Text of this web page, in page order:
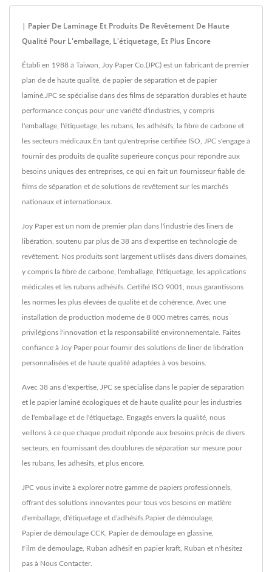
| Papier De Laminage Et Produits De Revêtement De Haute
Qualité Pour L'emballage, L'étiquetage, Et Plus Encore
Établi en 1988 à Taïwan, Joy Paper Co.(JPC) est un fabricant de premier
plan de de haute qualité, de papier de séparation et de papier
laminé.JPC se spécialise dans des films de séparation durables et haute
performance conçus pour une variété d'industries, y compris
l'emballage, l'étiquetage, les rubans, les adhésifs, la fibre de carbone et
les secteurs médicaux.En tant qu'entreprise certifiée ISO, JPC s'engage à
fournir des produits de qualité supérieure conçus pour répondre aux
besoins uniques des entreprises, ce qui en fait un fournisseur fiable de
films de séparation et de solutions de revêtement sur les marchés
nationaux et internationaux.
Joy Paper est un nom de premier plan dans l'industrie des liners de
libération, soutenu par plus de 38 ans d'expertise en technologie de
revêtement. Nos produits sont largement utilisés dans divers domaines,
y compris la fibre de carbone, l'emballage, l'étiquetage, les applications
médicales et les rubans adhésifs. Certifié ISO 9001, nous garantissons
les normes les plus élevées de qualité et de cohérence. Avec une
installation de production moderne de 8 000 mètres carrés, nous
privilégions l'innovation et la responsabilité environnementale. Faites
confiance à Joy Paper pour fournir des solutions de liner de libération
personnalisées et de haute qualité adaptées à vos besoins.
Avec 38 ans d'expertise, JPC se spécialise dans le papier de séparation
et le papier laminé écologiques et de haute qualité pour les industries
de l'emballage et de l'étiquetage. Engagés envers la qualité, nous
veillons à ce que chaque produit réponde aux besoins précis de divers
secteurs, en fournissant des doublures de séparation sur mesure pour
les rubans, les adhésifs, et plus encore.
JPC vous invite à explorer notre gamme de papiers professionnels,
offrant des solutions innovantes pour tous vos besoins en matière
d'emballage, d'étiquetage et d'adhésifs. Papier de démoulage
Papier de démoulage CCK Papier de démoulage en glassine
Film de démoulage Ruban adhésif en papier kraft Ruban et n'hésitez
pas à Nous Contacter.